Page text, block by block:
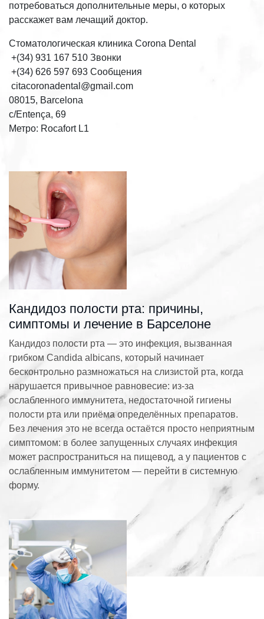
потребоваться дополнительные меры, о которых
расскажет вам лечащий доктор.
Стоматологическая клиника Corona Dental
+(34) 931 167 510 Звонки
+(34) 626 597 693 Сообщения
citacoronadental@gmail.com
08015, Barcelona
c/Entença, 69
Метро: Rocafort L1
Кандидоз полости рта: причины,
симптомы и лечение в Барселоне
Кандидоз полости рта — это инфекция, вызванная
грибком Candida albicans, который начинает
бесконтрольно размножаться на слизистой рта, когда
нарушается привычное равновесие: из-за
ослабленного иммунитета, недостаточной гигиены
полости рта или приёма определённых препаратов.
Без лечения это не всегда остаётся просто неприятным
симптомом: в более запущенных случаях инфекция
может распространиться на пищевод, а у пациентов с
ослабленным иммунитетом — перейти в системную
форму.